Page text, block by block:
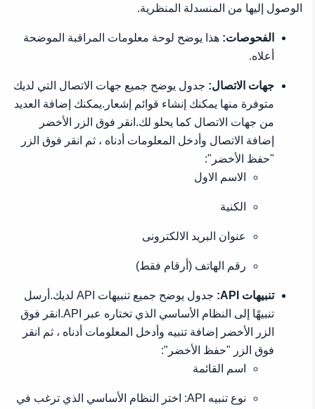
الوصول إليها من المنسدلة المنظرية.
الفحوصات: هذا يوضح لوحة معلومات المراقبة الموضحة
أعلاه.
جهات الاتصال: جدول يوضح جميع جهات الاتصال التي لديك
متوفرة منها يمكنك إنشاء قوائم إشعار.يمكنك إضافة العديد
من جهات الاتصال كما يحلو لك.انقر فوق الزر الأخضر
إضافة الاتصال وأدخل المعلومات أدناه ، ثم انقر فوق الزر
"حفظ الأخضر":
الاسم الاول
الكنية
عنوان البريد الالكترونى
رقم الهاتف (أرقام فقط)
تنبيهات API:
جدول يوضح جميع تنبيهات API لديك.أرسل
تنبيهًا إلى النظام الأساسي الذي تختاره عبر API.انقر فوق
الزر الأخضر إضافة تنبيه وأدخل المعلومات أدناه ، ثم انقر
فوق الزر "حفظ الأخضر":
اسم القائمة
نوع تنبيه API: اختر النظام الأساسي الذي ترغب في